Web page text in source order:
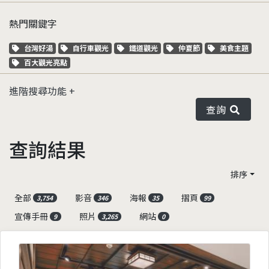
熱門關鍵字
關鍵字標籤
台灣好湯 關鍵字標籤
自行車觀光 關鍵字標籤
鐵道觀光 關鍵字標籤
仲夏節 關鍵字標籤
美食主題
關鍵字標籤
百大觀光亮點
進階搜尋功能
查詢
查詢結果
排序
全部
3,754 影音 346 海報 35 摺頁 99
宣傳手冊 9 照片 3,265 網站 0